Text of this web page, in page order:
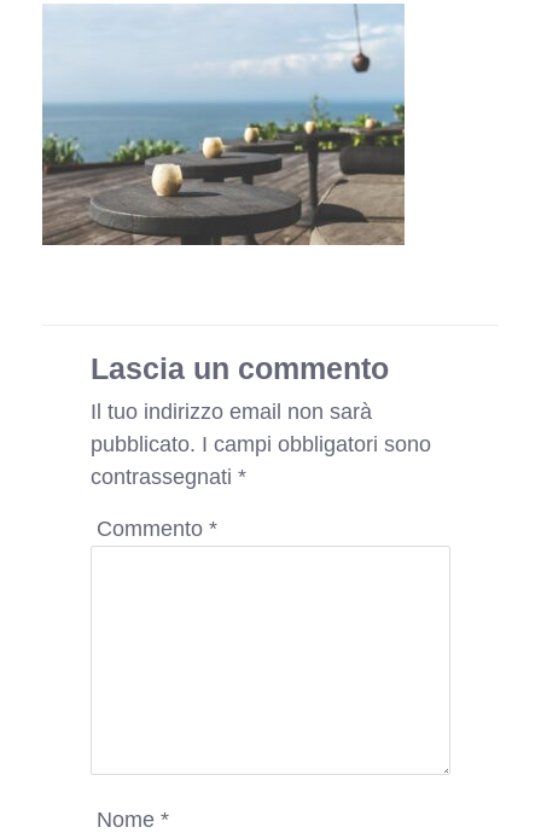
Lascia un commento
Il tuo indirizzo email non sarà
pubblicato. I campi obbligatori sono
contrassegnati *
Commento *
Nome *